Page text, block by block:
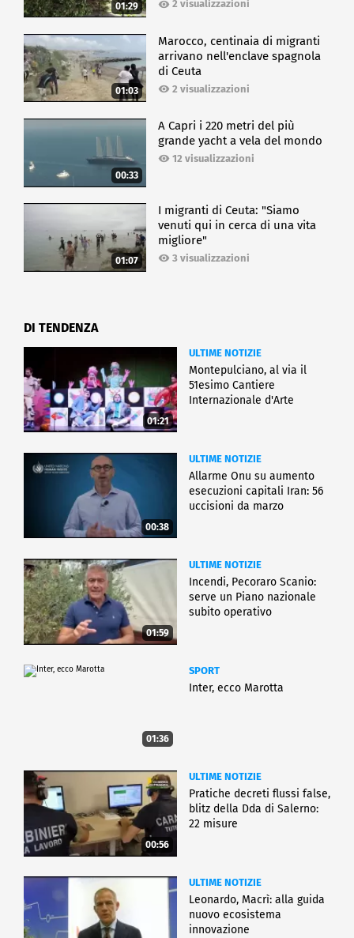
01:29 2 visualizzazioni
01:03
Marocco, centinaia di migranti
arrivano nell'enclave spagnola
di Ceuta
2 visualizzazioni
00:33
A Capri i 220 metri del più
grande yacht a vela del mondo
12 visualizzazioni
01:07
I migranti di Ceuta: "Siamo
venuti qui in cerca di una vita
migliore"
3 visualizzazioni
DI TENDENZA
01:21
ULTIME NOTIZIE
Montepulciano, al via il
51esimo Cantiere
Internazionale d'Arte
00:38
ULTIME NOTIZIE
Allarme Onu su aumento
esecuzioni capitali Iran: 56
uccisioni da marzo
01:59
ULTIME NOTIZIE
Incendi, Pecoraro Scanio:
serve un Piano nazionale
subito operativo
01:36
SPORT
Inter, ecco Marotta
00:56
ULTIME NOTIZIE
Pratiche decreti flussi false,
blitz della Dda di Salerno:
22 misure
ULTIME NOTIZIE
Leonardo, Macrì: alla guida
nuovo ecosistema
innovazione